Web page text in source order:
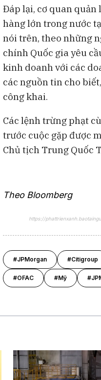
Đáp lại, cơ quan quản
hàng lớn trong nước
nói trên, theo những
chính Quốc gia yêu
kinh doanh với các
các nguồn tin cho
công khai.
Các lệnh trừng phạt
trước cuộc gặp được
Chủ tịch Trung Quốc
Theo Bloomberg
https://
#JPMorgan #Citigroup
#OFAC #Mỹ